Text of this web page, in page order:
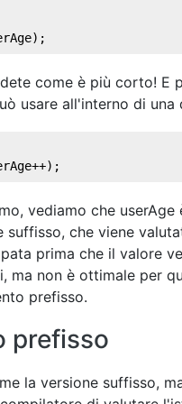
come è più corto! E
usare all'interno di una
vediamo che userAge
che viene
prima che il valore
ma non è ottimale per
prefisso.
prefisso
la versione suffisso,